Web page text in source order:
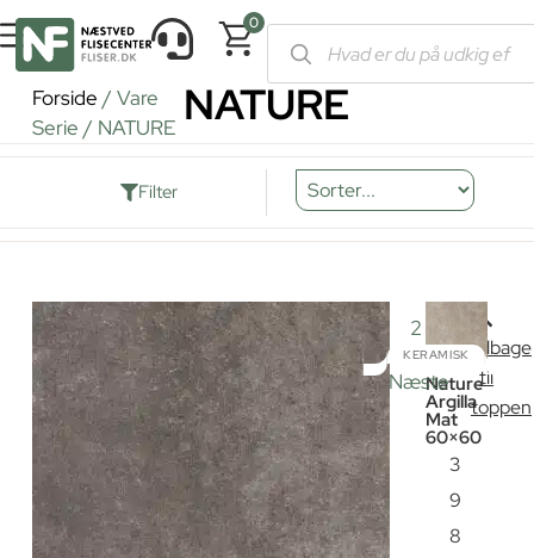
0
Forside / Vare
Serie / NATURE NATURE
Filter
KERAMISK
Nature
Argilla
Mat
60×60
3
9
8
1 2
Næste
Tilbage
til
toppen